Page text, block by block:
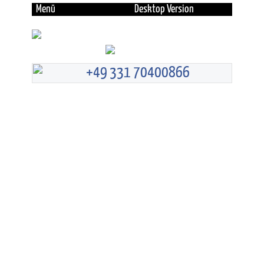
Menü Desktop Version
+49 331 70400866